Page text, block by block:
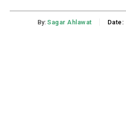
By: Sagar Ahlawat Date: